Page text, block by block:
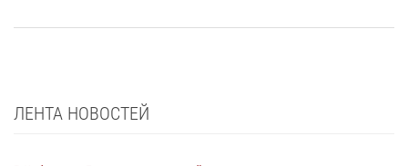
ЛЕНТА НОВОСТЕЙ